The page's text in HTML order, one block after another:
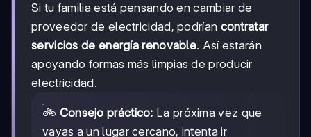
Si tu familia está pensando en cambiar de
proveedor de electricidad, podrían contratar
servicios de energía renovable. Así estarán
apoyando formas más limpias de producir
electricidad.
🚲 Consejo práctico: La próxima vez que
vayas a un lugar cercano, intenta ir